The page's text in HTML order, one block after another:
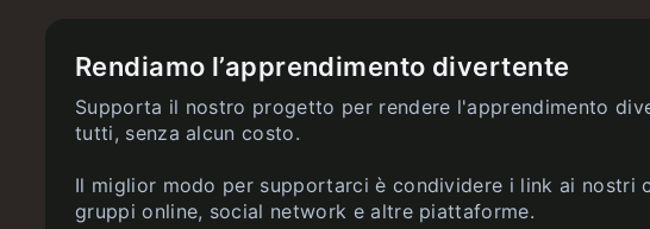
Rendiamo l’apprendimento divertente
Supporta il nostro progetto per rendere l'apprendimento
tutti, senza alcun costo.
Il miglior modo per supportarci è condividere i link ai nostri
gruppi online, social network e altre piattaforme.